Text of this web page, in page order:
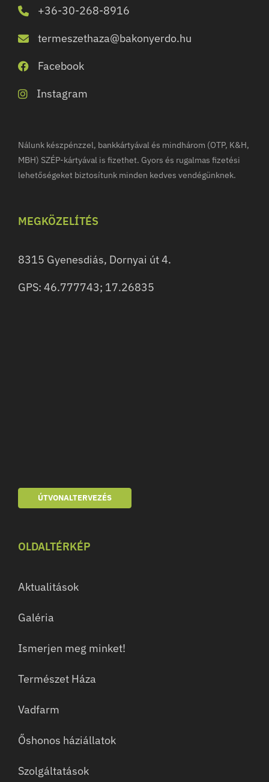
+36-30-268-8916
termeszethaza@bakonyerdo.hu
Facebook
Instagram
Nálunk készpénzzel, bankkártyával és mindhárom (OTP, K&H,
MBH) SZÉP-kártyával is fizethet. Gyors és rugalmas fizetési
lehetőségeket biztosítunk minden kedves vendégünknek.
MEGKÖZELÍTÉS
8315 Gyenesdiás, Dornyai út 4.
GPS: 46.777743; 17.26835
ÚTVONALTERVEZÉS
OLDALTÉRKÉP
Aktualitások
Galéria
Ismerjen meg minket!
Természet Háza
Vadfarm
Őshonos háziállatok
Szolgáltatások